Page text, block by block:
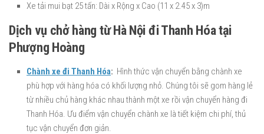
Xe tải mui bạt 25 tấn: Dài x Rộng x Cao (11 x 2.45 x 3)m
Dịch vụ chở hàng từ Hà Nội đi Thanh Hóa tại
Phượng Hoàng
Chành xe đi Thanh Hóa: Hình thức vận chuyển bằng chành xe
phù hợp với hàng hóa có khối lượng nhỏ. Chúng tôi sẽ gom hàng lẻ
từ nhiều chủ hàng khác nhau thành một xe rồi vận chuyển hàng đi
Thanh Hóa. Ưu điểm vận chuyển chành xe là tiết kiệm chi phí, thủ
tục vận chuyển đơn giản.